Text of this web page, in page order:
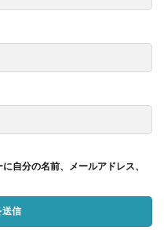
自分の名前、メールアドレス、